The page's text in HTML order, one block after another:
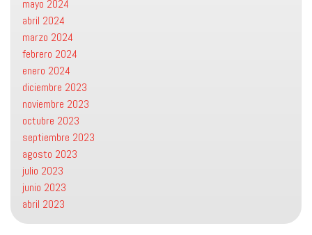
mayo 2024
abril 2024
marzo 2024
febrero 2024
enero 2024
diciembre 2023
noviembre 2023
octubre 2023
septiembre 2023
agosto 2023
julio 2023
junio 2023
abril 2023